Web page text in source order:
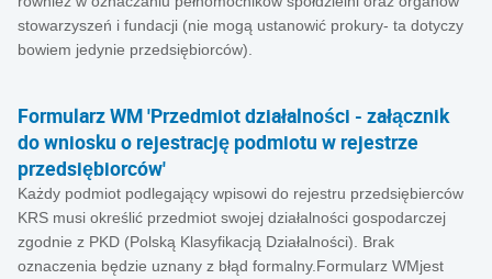
stowarzyszeń i fundacji (nie mogą ustanowić prokury- ta dotyczy
bowiem jedynie przedsiębiorców).
Formularz WM 'Przedmiot działalności - załącznik
do wniosku o rejestrację podmiotu w rejestrze
przedsiębiorców'
Każdy podmiot podlegający wpisowi do rejestru przedsiębierców
KRS musi określić przedmiot swojej działalności gospodarczej
zgodnie z PKD (Polską Klasyfikacją Działalności). Brak
oznaczenia będzie uznany z błąd formalny.Formularz WMjest